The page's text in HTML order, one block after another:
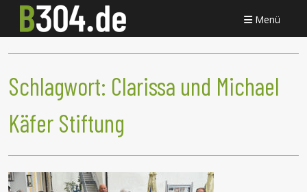
Menü
Schlagwort: Clarissa und Michael
Käfer Stiftung